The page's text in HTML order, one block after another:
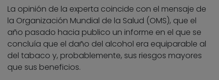
La opinión de la experta coincide con el mensaje de
la Organización Mundial de la Salud (OMS), que el
año pasado hacia publico un informe en el que se
concluía que el daño del alcohol era equiparable al
del tabaco y, probablemente, sus riesgos mayores
que sus beneficios.